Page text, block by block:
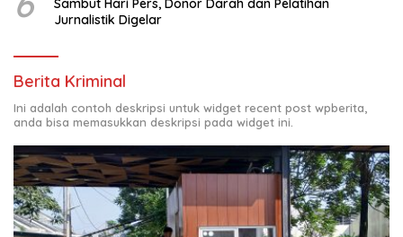
Sambut Hari Pers, Donor Darah dan Pelatihan
Jurnalistik Digelar
Berita Kriminal
Ini adalah contoh deskripsi untuk widget recent post wpberita,
anda bisa memasukkan deskripsi pada widget ini.